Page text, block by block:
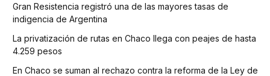
Gran Resistencia registró una de las mayores tasas de
indigencia de Argentina
La privatización de rutas en Chaco llega con peajes de hasta
4.259 pesos
En Chaco se suman al rechazo contra la reforma de la Ley de